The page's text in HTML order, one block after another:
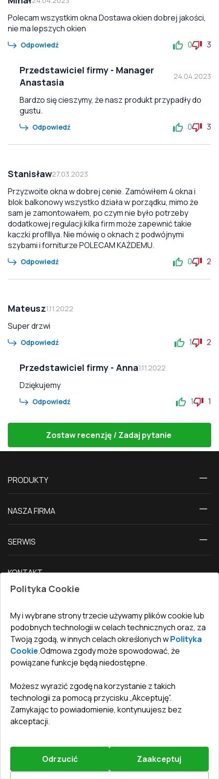
Polecam wszystkim okna Dostawa okien dobrej jakości,
nie ma lepszych okien
Odpowiedź 0 3
Przedstawiciel firmy - Manager
Anastasia
24.04.2023
Bardzo się cieszymy, że nasz produkt przypadły do
gustu.
Odpowiedź 0 3
Stanisław27.03.2023
Przyzwoite okna w dobrej cenie. Zamówiłem 4 okna i
blok balkonowy wszystko działa w porządku, mimo że
sam je zamontowałem, po czym nie było potrzeby
dodatkowej regulacji kilka firm może zapewnić takie
kaczki profIllya. Nie mówię o oknach z podwójnymi
szybami i forniturze POLECAM KAŻDEMU.
Odpowiedź 0 2
Mateusz1.11.2022
Super drzwi
Odpowiedź 1 2
Przedstawiciel firmy - Anna1.11.2022
Dziękujemy
Odpowiedź 1 1
Zostaw recenzję / Zadaj pytanie
PRODUKTY
Okna
Drzwi balkonowe
NASZA FIRMA
Kontakt z nami
Dla firm, współpraca
SERWIS
Warunki zwrotu towarów
Gwarancja
KONTAKT
Biuro:ul. Święty Marcin 29/8, 61-806 Poznań
undefined(undefined)
info@toptechnik.com.pl
Polityka prywatności
REGULAMIN
©2026.Wszelkie prawa zastrzeżone.
Polityka Cookie
My i wybrane strony trzecie używamy plików cookie lub
podobnych technologii w celach technicznych oraz, za
Twoją zgodą, w innych celach określonych wPolityka
Cookie.Odmowa zgody może spowodować, że
powiązane funkcje będą niedostępne.
Możesz wyrazić zgodę na korzystanie z takich
technologii za pomocą przycisku „Akceptuję”.
Zamykając to powiadomienie, kontynuujesz bez
akceptacji.
Odrzucić Zaakceptuj